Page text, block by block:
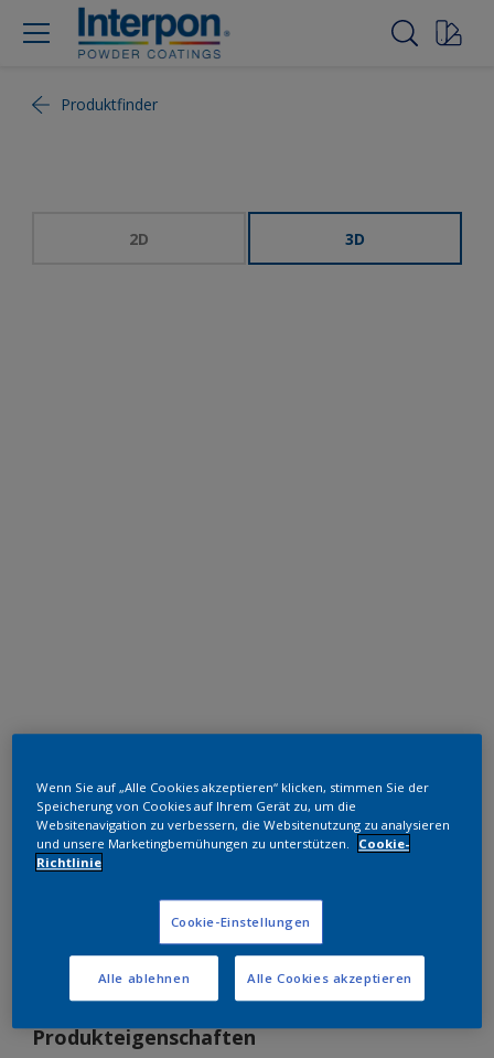
Produktfinder
2D 3D
RAL 6022
SK722JR
Produkteigenschaften
Wenn Sie auf „Alle Cookies akzeptieren“ klicken, stimmen Sie der
Speicherung von Cookies auf Ihrem Gerät zu, um die
Websitenavigation zu verbessern, die Websitenutzung zu analysieren
und unsere Marketingbemühungen zu unterstützen.
Cookie-
Richtlinie
Cookie-Einstellungen
Alle ablehnen Alle Cookies akzeptieren